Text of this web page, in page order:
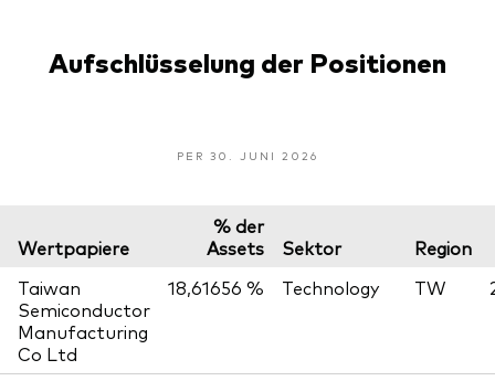
Aufschlüsselung der Positionen
PER 30. JUNI 2026
Wertpapiere
% der
Assets
Sektor
Region
Taiwan
Semiconductor
Manufacturing
Co Ltd
18,61656 % Technology TW